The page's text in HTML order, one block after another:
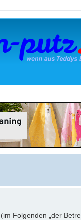
Folgenden „der